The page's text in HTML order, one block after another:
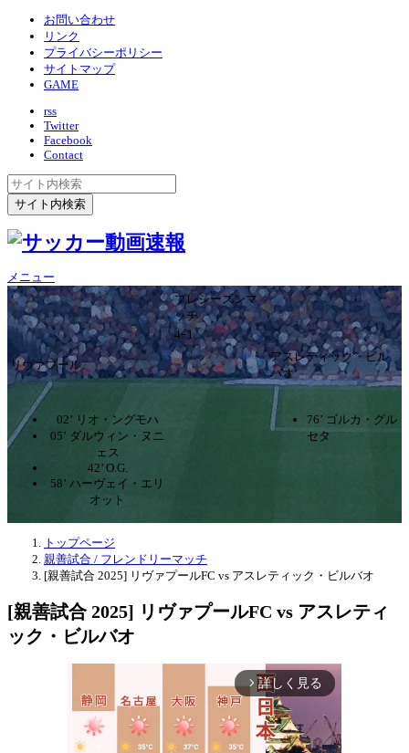
お問い合わせ
リンク
プライバシーポリシー
サイトマップ
GAME
rss
Twitter
Facebook
Contact
メニュー
プレシーズンマ
ッチ
4ｰ1
リヴァプール
アスレティック・ビル
バオ
02’ リオ・ングモハ
05’ ダルウィン・ヌニ
ェス
42’ O.G.
58’ ハーヴェイ・エリ
オット
76’ ゴルカ・グル
セタ
トップページ
親善試合 / フレンドリーマッチ
[親善試合 2025] リヴァプールFC vs アスレティック・ビルバオ
[親善試合 2025] リヴァプールFC vs アスレティ
ック・ビルバオ
arrow_forward_ios 詳しく見る